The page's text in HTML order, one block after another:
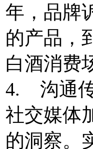
年，品牌
的产品，
白酒消费
4. 沟通传
社交媒体
的洞察。